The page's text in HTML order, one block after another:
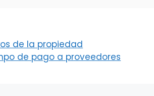
de la propiedad
de pago a proveedores